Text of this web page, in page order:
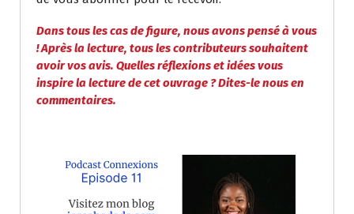
Dans tous les cas de figure, nous avons pensé à vous
! Après la lecture, tous les contributeurs souhaitent
avoir vos avis. Quelles réflexions et idées vous
inspire la lecture de cet ouvrage ? Dites-le nous en
commentaires.